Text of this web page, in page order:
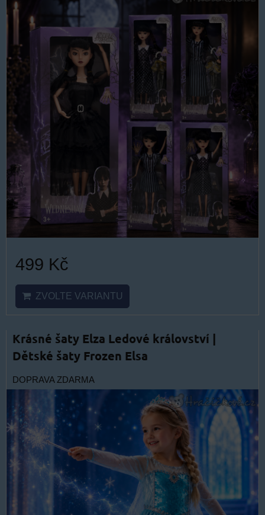
499 Kč
ZVOLTE VARIANTU
Krásné šaty Elza Ledové království |
Dětské šaty Frozen Elsa
DOPRAVA ZDARMA